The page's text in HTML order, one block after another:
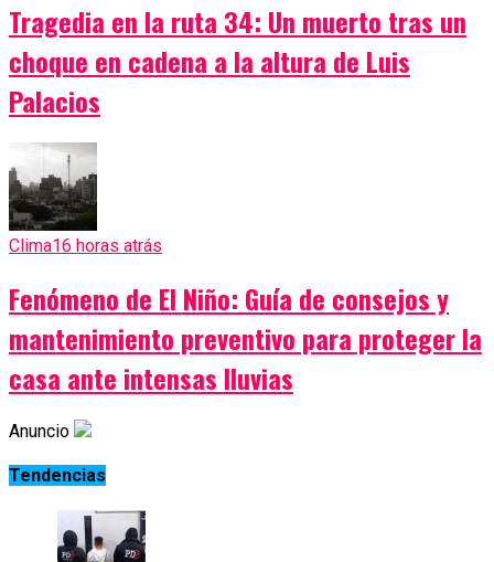
Tragedia en la ruta 34: Un muerto tras un
choque en cadena a la altura de Luis
Palacios
Clima16 horas atrás
Fenómeno de El Niño: Guía de consejos y
mantenimiento preventivo para proteger la
casa ante intensas lluvias
Anuncio
Tendencias